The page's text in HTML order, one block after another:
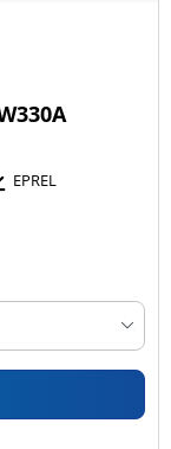
EPREL